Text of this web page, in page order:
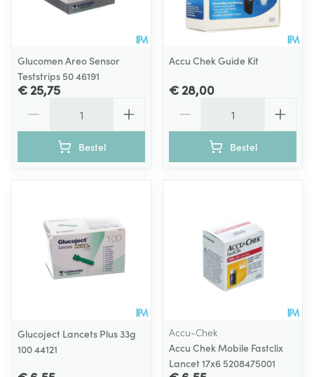
Glucomen Areo Sensor
Teststrips 50 46191
€ 25,75
Bestel
Accu Chek Guide Kit
€ 28,00
Bestel
Glucoject Lancets Plus 33g
100 44121
Accu-Chek
Accu Chek Mobile Fastclix
Lancet 17x6 5208475001